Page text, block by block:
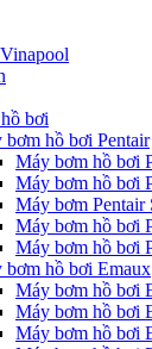
bơi
bơm hồ bơi Pentair
Máy bơm hồ bơi
Máy bơm hồ bơi
Máy bơm Pentair
Máy bơm hồ bơi
Máy bơm hồ bơi
bơm hồ bơi Emaux
Máy bơm hồ bơi
Máy bơm hồ bơi
Máy bơm hồ bơi